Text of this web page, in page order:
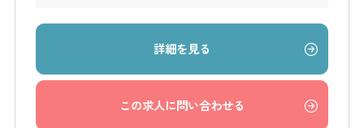
詳細を見る
この求人に問い合わせる